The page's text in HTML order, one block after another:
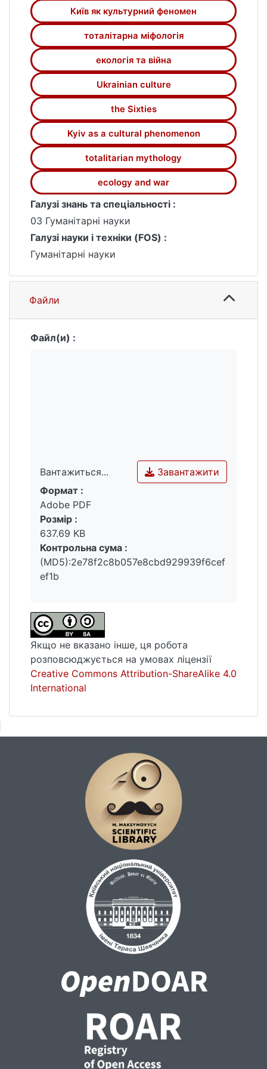
тексти, авторами яких є філософи,
політичні аналітики, журналісти, історики
та об‘єднав їх власними коментарями та
фактографічними доповненнями. Збірка
безперечно заслуговує на увагу
інтелектуального загалу.
Київ як культурний феномен
тоталітарна міфологія
екологія та війна
Ukrainian culture
the Sixties
Kyiv as a cultural phenomenon
totalitarian mythology
ecology and war
Галузі знань та спеціальності :
03 Гуманітарні науки
Галузі науки і техніки (FOS) :
Гуманітарні науки
Файли
Файл(и) :
Вантажиться...
Вантажиться...
Завантажити
Формат :
Adobe PDF
Розмір :
637.69 KB
Контрольна сума :
(MD5):2e78f2c8b057e8cbd929939f6cef
ef1b
Якщо не вказано інше, ця робота
розповсюджується на умовах ліцензії
Creative Commons Attribution-ShareAlike 4.0
International